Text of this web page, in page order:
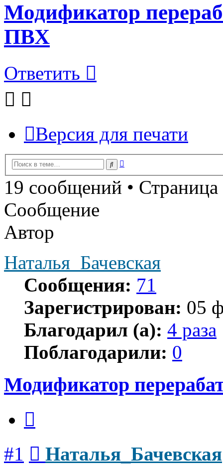
Модификатор
ПВХ
Ответить
Версия для печати
Поиск
19 сообщений • Страница
Сообщение
Автор
Наталья_Бачевская
Сообщения: 71
Зарегистрирован: 05
Благодарил (а): 4 раза
Поблагодарили: 0
Модификатор
#1 Наталья_Бачевская